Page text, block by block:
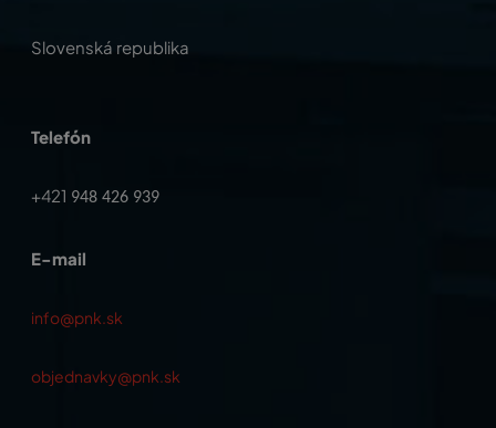
Slovenská republika
Telefón
+421 948 426 939
E-mail
info@pnk.sk
objednavky@pnk.sk